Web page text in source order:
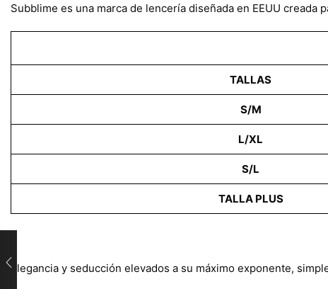
Subblime es una marca de lencería diseñada en EEUU
TALLAS
S/M
L/XL
S/L
TALLA PLUS
Elegancia y seducción elevados a su máximo exponente,